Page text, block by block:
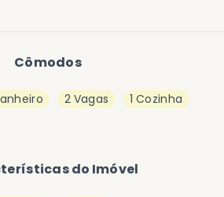
Cômodos
2 Vagas
1 Cozinha
do Imóvel